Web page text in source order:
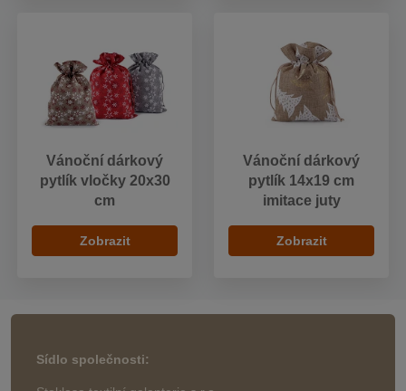
Vánoční dárkový
pytlík vločky 20x30
cm
Zobrazit
Vánoční dárkový
pytlík 14x19 cm
imitace juty
Zobrazit
Sídlo společnosti: